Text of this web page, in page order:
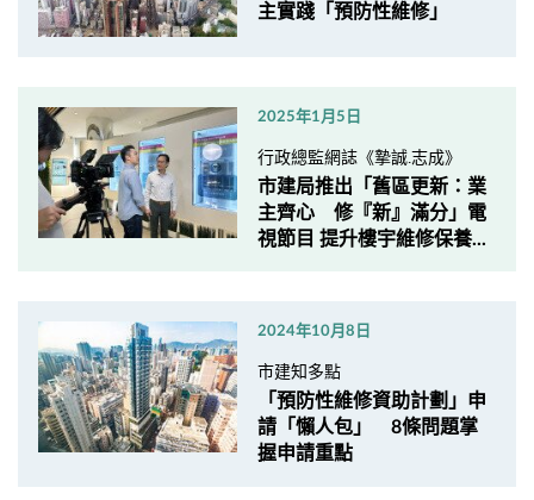
主實踐「預防性維修」
2025年1月5日
行政總監網誌《摯誠.志成》
市建局推出「舊區更新：業
主齊心 修『新』滿分」電
視節目 提升樓宇維修保養...
2024年10月8日
市建知多點
「預防性維修資助計劃」申
請「懶人包」 8條問題掌
握申請重點